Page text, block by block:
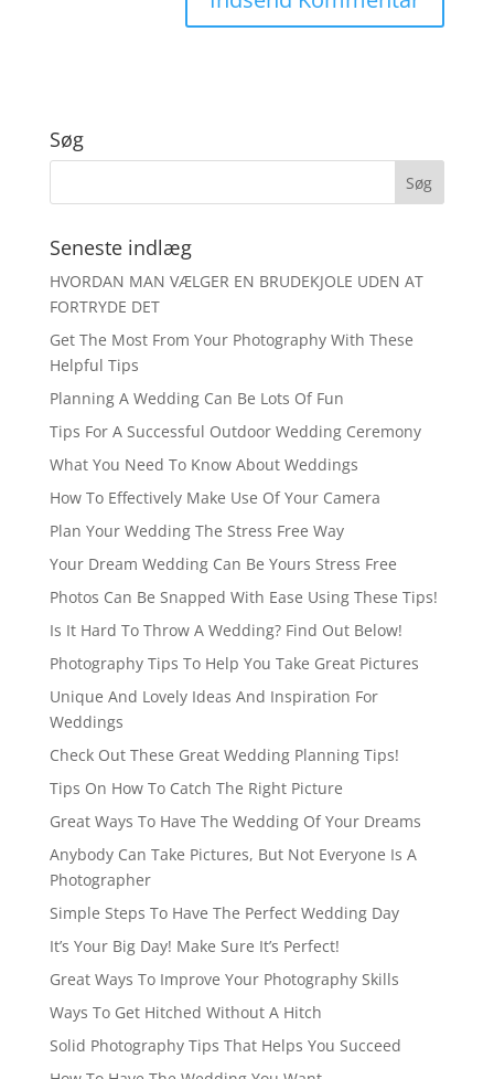
Søg
Seneste indlæg
HVORDAN MAN VÆLGER EN BRUDEKJOLE UDEN AT
FORTRYDE DET
Get The Most From Your Photography With These
Helpful Tips
Planning A Wedding Can Be Lots Of Fun
Tips For A Successful Outdoor Wedding Ceremony
What You Need To Know About Weddings
How To Effectively Make Use Of Your Camera
Plan Your Wedding The Stress Free Way
Your Dream Wedding Can Be Yours Stress Free
Photos Can Be Snapped With Ease Using These Tips!
Is It Hard To Throw A Wedding? Find Out Below!
Photography Tips To Help You Take Great Pictures
Unique And Lovely Ideas And Inspiration For
Weddings
Check Out These Great Wedding Planning Tips!
Tips On How To Catch The Right Picture
Great Ways To Have The Wedding Of Your Dreams
Anybody Can Take Pictures, But Not Everyone Is A
Photographer
Simple Steps To Have The Perfect Wedding Day
It’s Your Big Day! Make Sure It’s Perfect!
Great Ways To Improve Your Photography Skills
Ways To Get Hitched Without A Hitch
Solid Photography Tips That Helps You Succeed